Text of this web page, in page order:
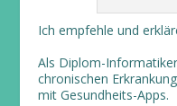
Ich empfehle und
Als Diplom-
chronischen
mit Gesundheits-Apps.